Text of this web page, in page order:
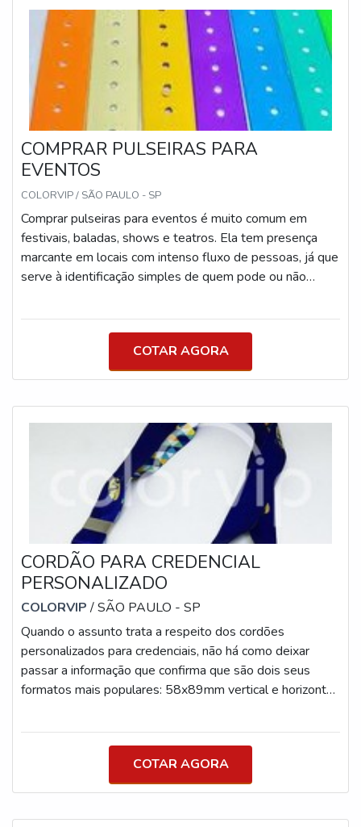
COMPRAR PULSEIRAS PARA
EVENTOS
COLORVIP / SÃO PAULO - SP
Comprar pulseiras para eventos é muito comum em
festivais, baladas, shows e teatros. Ela tem presença
marcante em locais com intenso fluxo de pessoas, já que
serve à identificação simples de quem pode ou não
EM COMPRAR PULSEIRAS DE EVENTOSVale
ressaltar que ela é uma ótima alternativa em controle de
acesso, uma vez que tem confecção personalizada e
pode se adequar à identidade visual de qualquer
COTAR AGORA
CORDÃO PARA CREDENCIAL
PERSONALIZADO
COLORVIP/ SÃO PAULO - SP
Quando o assunto trata a respeito dos cordões
personalizados para credenciais, não há como deixar
passar a informação que confirma que são dois seus
formatos mais populares: 58x89mm vertical e horizontal
CORDÃO PARA CREDENCIAL PERSONALIZADO A
credencial é um elemento importante ao controle de
acesso em eventos. Para que ela seja apresentada
sempre que necessário e o usuário não a perca durante o
COTAR AGORA